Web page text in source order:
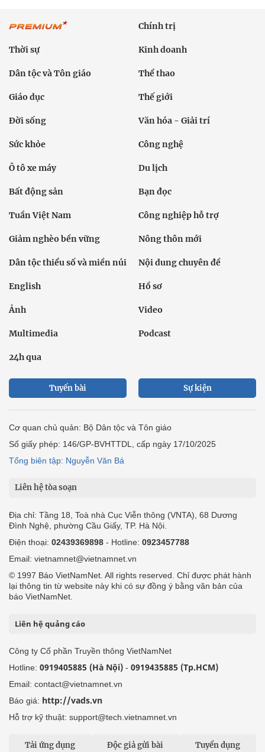
Chính trị
Thời sự Kinh doanh
Dân tộc và Tôn giáo Thể thao
Giáo dục Thế giới
Đời sống Văn hóa - Giải trí
Sức khỏe Công nghệ
Ô tô xe máy Du lịch
Bất động sản Bạn đọc
Tuần Việt Nam Công nghiệp hỗ trợ
Giảm nghèo bền vững Nông thôn mới
Dân tộc thiểu số và miền núi Nội dung chuyên đề
English Hồ sơ
Ảnh Video
Multimedia Podcast
24h qua
Tuyến bài Sự kiện
Cơ quan chủ quản: Bộ Dân tộc và Tôn giáo
Số giấy phép: 146/GP-BVHTTDL, cấp ngày 17/10/2025
Tổng biên tập: Nguyễn Văn Bá
Liên hệ tòa soạn
Địa chỉ: Tầng 18, Toà nhà Cục Viễn thông (VNTA), 68 Dương
Đình Nghệ, phường Cầu Giấy, TP. Hà Nội.
Điện thoại: 02439369898 - Hotline: 0923457788
Email: vietnamnet@vietnamnet.vn
© 1997 Báo VietNamNet. All rights reserved. Chỉ được phát hành
lại thông tin từ website này khi có sự đồng ý bằng văn bản của
báo VietNamNet.
Liên hệ quảng cáo
Công ty Cổ phần Truyền thông VietNamNet
Hotline: 0919405885 (Hà Nội) - 0919435885 (Tp.HCM)
Email: contact@vietnamnet.vn
Báo giá: http://vads.vn
Hỗ trợ kỹ thuật: support@tech.vietnamnet.vn
Tải ứng dụng Độc giả gửi bài Tuyển dụng